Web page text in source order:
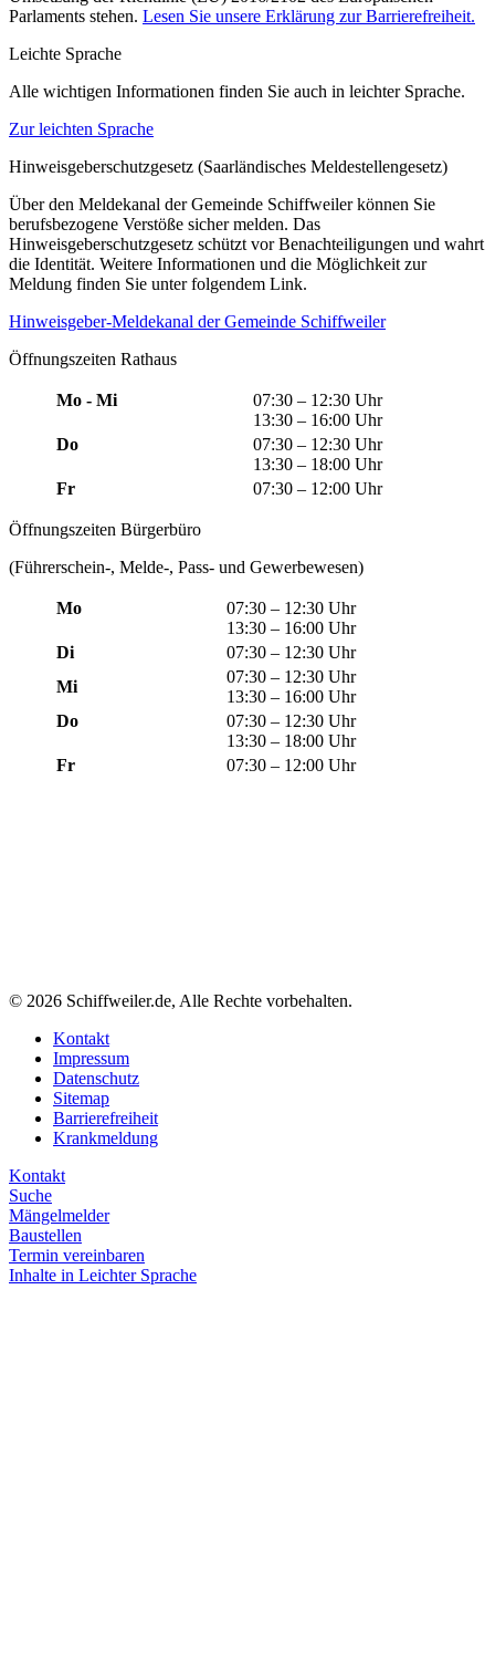
Parlaments stehen. Lesen Sie unsere Erklärung zur Barrierefreiheit.
Leichte Sprache
Alle wichtigen Informationen finden Sie auch in leichter Sprache.
Zur leichten Sprache
Hinweisgeberschutzgesetz (Saarländisches Meldestellengesetz)
Über den Meldekanal der Gemeinde Schiffweiler können Sie
berufsbezogene Verstöße sicher melden. Das
Hinweisgeberschutzgesetz schützt vor Benachteiligungen und wahrt
die Identität. Weitere Informationen und die Möglichkeit zur
Meldung finden Sie unter folgendem Link.
Hinweisgeber-Meldekanal der Gemeinde Schiffweiler
Öffnungszeiten Rathaus
Mo - Mi
07:30 – 12:30 Uhr
13:30 – 16:00 Uhr
Do
07:30 – 12:30 Uhr
13:30 – 18:00 Uhr
Fr
07:30 – 12:00 Uhr
Öffnungszeiten Bürgerbüro
(Führerschein-, Melde-, Pass- und Gewerbewesen)
Mo
07:30 – 12:30 Uhr
13:30 – 16:00 Uhr
Di
07:30 – 12:30 Uhr
Mi
07:30 – 12:30 Uhr
13:30 – 16:00 Uhr
Do
07:30 – 12:30 Uhr
13:30 – 18:00 Uhr
Fr
07:30 – 12:00 Uhr
© 2026 Schiffweiler.de, Alle Rechte vorbehalten.
Kontakt
Impressum
Datenschutz
Sitemap
Barrierefreiheit
Krankmeldung
Kontakt
Suche
Mängelmelder
Baustellen
Termin vereinbaren
Inhalte in Leichter Sprache